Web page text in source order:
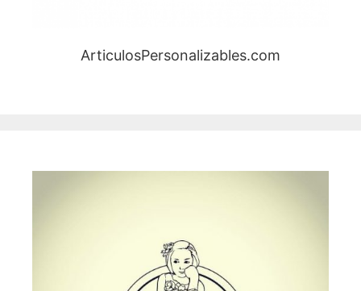
ArticulosPersonalizables.com